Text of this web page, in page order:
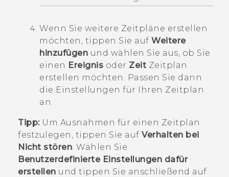
Wenn Sie weitere Zeitpläne erstellen
möchten, tippen Sie auf Weitere
hinzufügen und wählen Sie aus, ob Sie
einen Ereignis oder Zeit Zeitplan
erstellen möchten.
Passen Sie dann
die Einstellungen für Ihren Zeitplan
an.
Tipp:Um Ausnahmen für einen Zeitplan
festzulegen, tippen Sie auf Verhalten bei
Nicht stören . Wählen Sie
Benutzerdefinierte Einstellungen dafür
erstellen und tippen Sie anschließend auf